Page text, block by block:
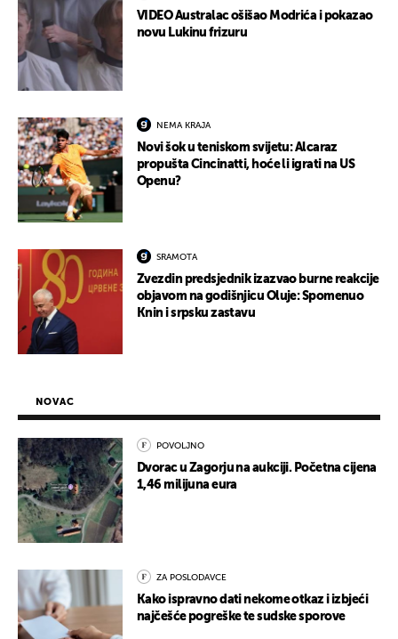
VIDEO Australac ošišao Modrića i pokazao
novu Lukinu frizuru
NEMA KRAJA
Novi šok u teniskom svijetu: Alcaraz
propušta Cincinatti, hoće li igrati na US
Openu?
SRAMOTA
Zvezdin predsjednik izazvao burne reakcije
objavom na godišnjicu Oluje: Spomenuo
Knin i srpsku zastavu
NOVAC
POVOLJNO
Dvorac u Zagorju na aukciji. Početna cijena
1,46 milijuna eura
ZA POSLODAVCE
Kako ispravno dati nekome otkaz i izbjeći
najčešće pogreške te sudske sporove